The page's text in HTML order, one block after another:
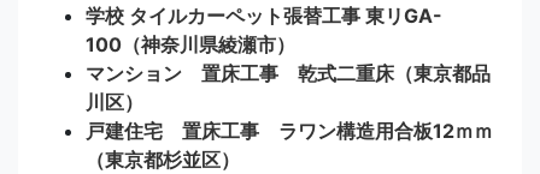
学校 タイルカーペット張替工事 東リGA-
100（神奈川県綾瀬市）
マンション 置床工事 乾式二重床（東京都品
川区）
戸建住宅 置床工事 ラワン構造用合板12ｍｍ
（東京都杉並区）